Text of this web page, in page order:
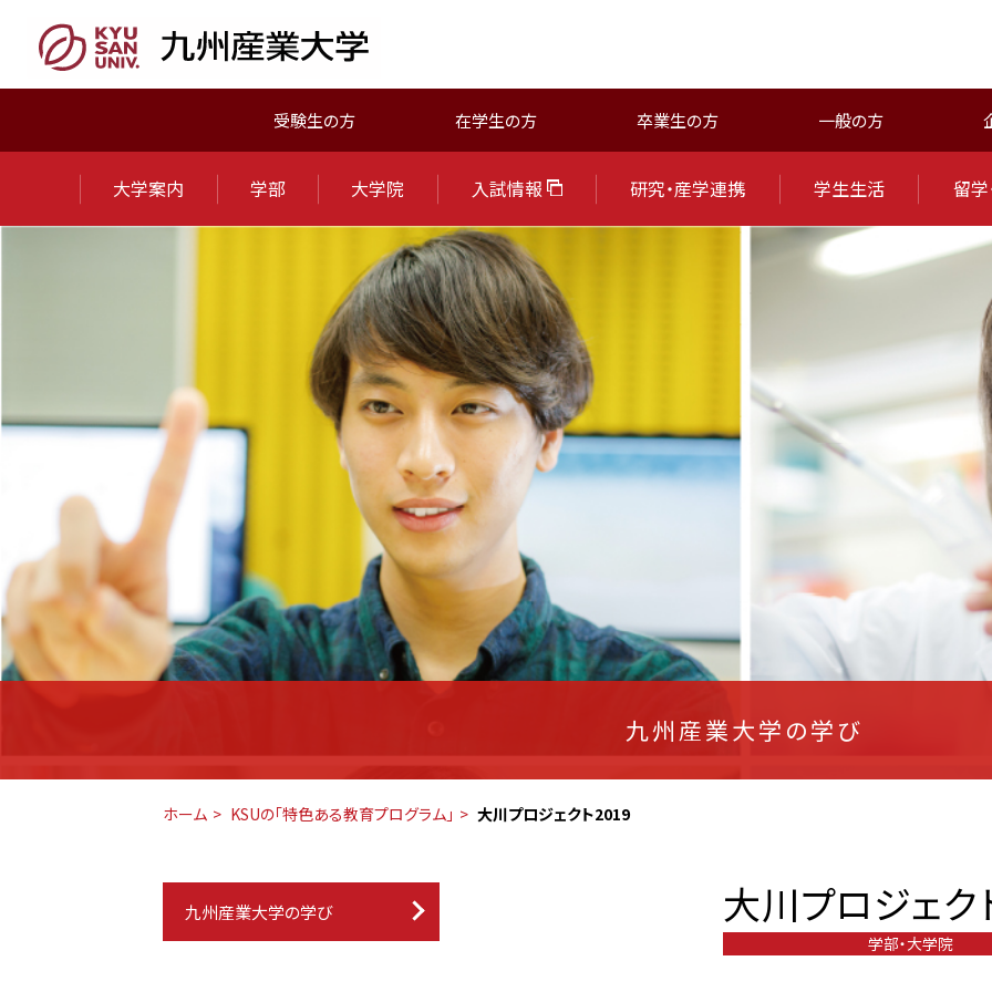
受験生の方 在学生の方 卒業生の方 一般の方
大学案内 学部 大学院 入試情報 研究・産学連携 学生生活 留学
九州産業大学の学び
ホーム KSUの「特色ある教育プログラム」 大川プロジェクト2019
大川プロジェ
学部・大学院
九州産業大学の学び